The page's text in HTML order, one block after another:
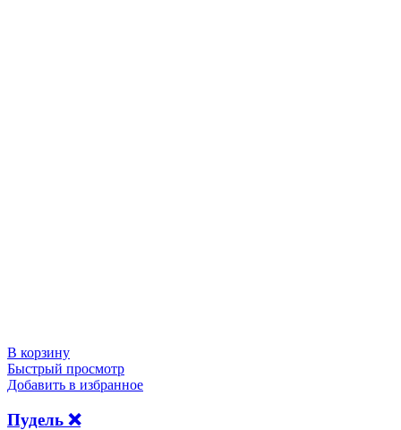
В корзину
Быстрый просмотр
Добавить в избранное
Пудель ❌